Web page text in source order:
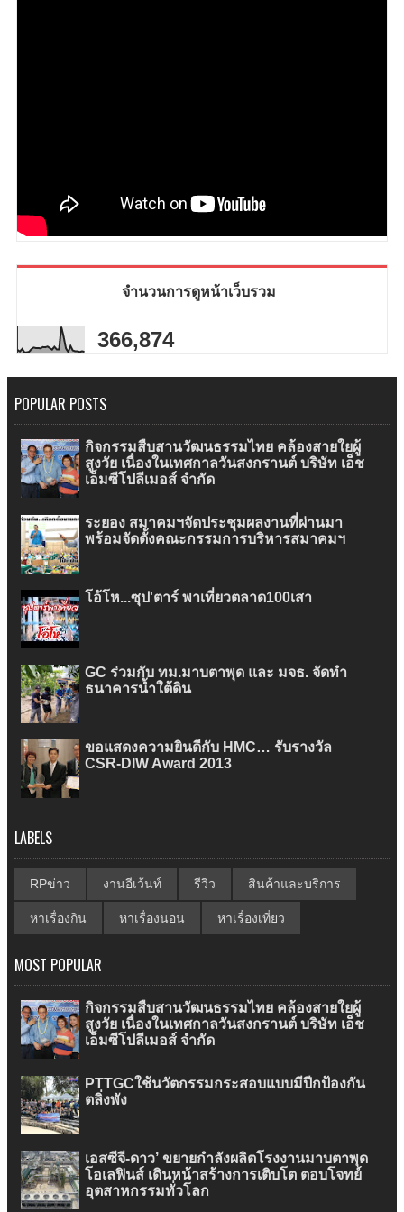
จำนวนการดูหน้าเว็บรวม
366,874
POPULAR POSTS
กิจกรรมสืบสานวัฒนธรรมไทย คล้องสายใยผู้
สูงวัย เนื่องในเทศกาลวันสงกรานต์ บริษัท เอ็ช
เอ็มซีโปลีเมอส์ จำกัด
ระยอง สมาคมฯจัดประชุมผลงานที่ผ่านมา
พร้อมจัดตั้งคณะกรรมการบริหารสมาคมฯ
โอ้โห...ซุป'ตาร์ พาเที่ยวตลาด100เสา
GC ร่วมกับ ทม.มาบตาพุด และ มจธ. จัดทำ
ธนาคารน้ำใต้ดิน
ขอแสดงความยินดีกับ HMC… รับรางวัล
CSR-DIW Award 2013
LABELS
RPข่าว งานอีเว้นท์ รีวิว สินค้าและบริการ
หาเรื่องกิน หาเรื่องนอน หาเรื่องเที่ยว
MOST POPULAR
กิจกรรมสืบสานวัฒนธรรมไทย คล้องสายใยผู้
สูงวัย เนื่องในเทศกาลวันสงกรานต์ บริษัท เอ็ช
เอ็มซีโปลีเมอส์ จำกัด
PTTGCใช้นวัตกรรมกระสอบแบบมีปีกป้องกัน
ตลิ่งพัง
เอสซีจี-ดาว’ ขยายกำลังผลิตโรงงานมาบตาพุด
โอเลฟินส์ เดินหน้าสร้างการเติบโต ตอบโจทย์
อุตสาหกรรมทั่วโลก